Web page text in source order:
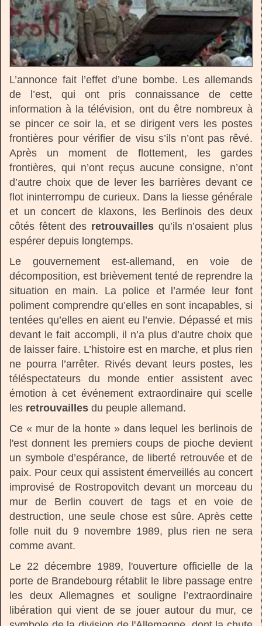
L’annonce fait l’effet d’une bombe. Les allemands
de l’est, qui ont pris connaissance de cette
information à la télévision, ont du être nombreux à
se pincer ce soir la, et se dirigent vers les postes
frontières pour vérifier de visu s’ils n’ont pas rêvé.
Après un moment de flottement, les gardes
frontières, qui n’ont reçus aucune consigne, n’ont
d’autre choix que de lever les barrières devant ce
flot ininterrompu de curieux. Dans la liesse générale
et un concert de klaxons, les Berlinois des deux
côtés fêtent des retrouvailles qu’ils n’osaient plus
espérer depuis longtemps.
Le gouvernement est-allemand, en voie de
décomposition, est brièvement tenté de reprendre la
situation en main. La police et l’armée leur font
poliment comprendre qu’elles en sont incapables, si
tentées qu’elles en aient eu l’envie. Dépassé et mis
devant le fait accompli, il n’a plus d’autre choix que
de laisser faire. L’histoire est en marche, et plus rien
ne pourra l’arrêter. Rivés devant leurs postes, les
téléspectateurs du monde entier assistent avec
émotion à cet événement extraordinaire qui scelle
les retrouvailles du peuple allemand.
Ce « mur de la honte » dans lequel les berlinois de
l'est donnent les premiers coups de pioche devient
un symbole d’espérance, de liberté retrouvée et de
paix. Pour ceux qui assistent émerveillés au concert
improvisé de Rostropovitch devant un morceau du
mur de Berlin couvert de tags et en voie de
destruction, une seule chose est sûre. Après cette
folle nuit du 9 novembre 1989, plus rien ne sera
comme avant.
Le 22 décembre 1989, l'ouverture officielle de la
porte de Brandebourg rétablit le libre passage entre
les deux Allemagnes et souligne l’extraordinaire
libération qui vient de se jouer autour du mur, ce